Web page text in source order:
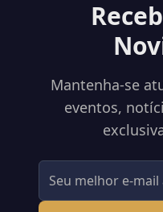
Mantenha-se
eventos,